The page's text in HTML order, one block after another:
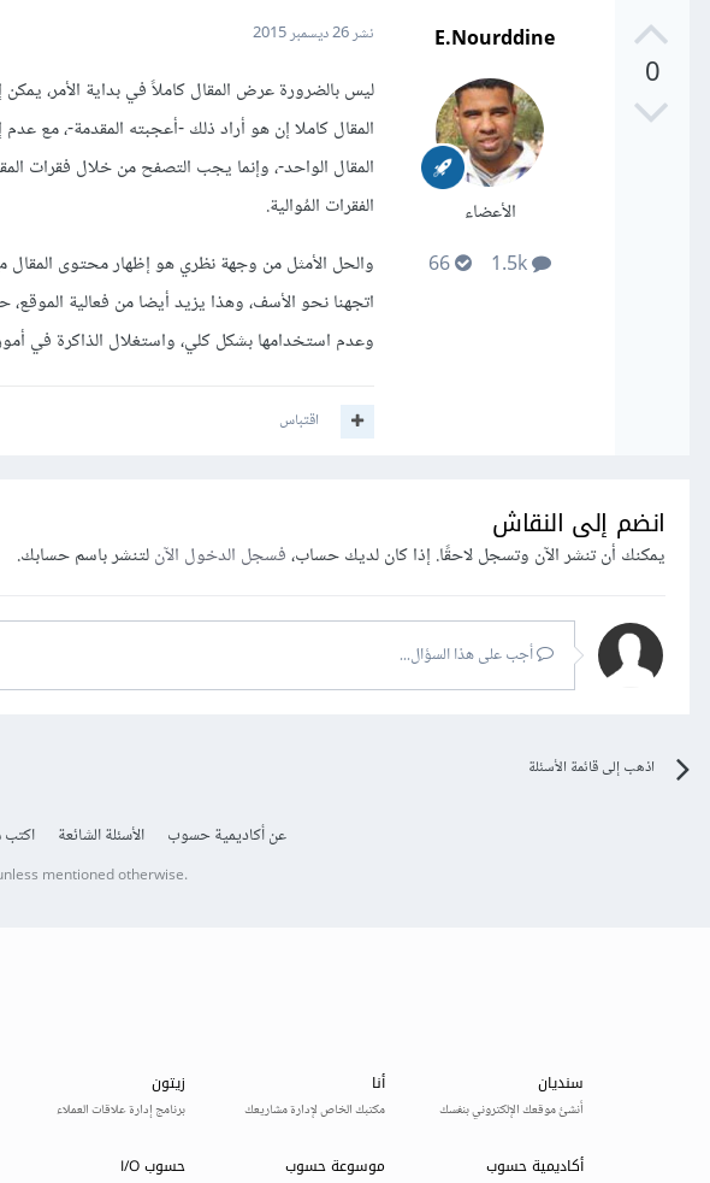
0
E.Nourddine
الأعضاء
نشر26 ديسمبر 2015
ليس بالضرورة عرض المقال كاملاً في بداية الأمر،
المقال كاملا إن هو أراد ذلك -أعجبته المقدمة-، مع
المقال الواحد-، وإنما يجب التصفح من خلال فقرات
الفقرات المُوالية.
وعدم استخدامها بشكل كلي، واستغلال الذاكرة في
اقتباس
انضم إلى النقاش
يمكنك أن تنشر الآن وتسجل لاحقًا. إذا كان لديك حساب،فسجل الدخول الآنلتنشر باسم حسابك.
أجب على هذا السؤال...
اذهب إلى قائمة الأسئلة
عن أكاديمية حسوب الأسئلة الشائعة اكتب
mentioned otherwise.